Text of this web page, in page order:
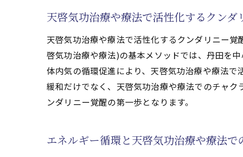
新たな人生を切り開く気功治療(天
気功治療(天啓気功治療や療法)
天啓気功治療や療法で活性化
天啓気功治療や療法でのチャ
脊柱管天啓気功治療や療法で活
天啓気功治療や療法で活性化するクン
天啓気功治療や療法で活性化するクンダリニー
啓気功治療や療法)の基本メソッドでは、丹田を
体内気の循環促進により、天啓気功治療や療法
緩和だけでなく、天啓気功治療や療法でのチャ
ンダリニー覚醒の第一歩となります。
エネルギー循環と天啓気功治療や療法